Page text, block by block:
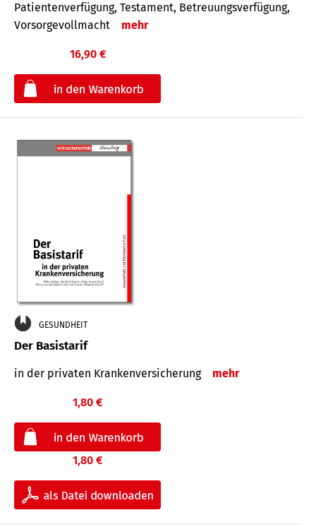
Patienten­ver­fügung, Testa­ment, Be­treuungs­verfü­gung,
Vor­sorge­voll­macht
mehr
16,90 €
GESUNDHEIT
Der Basistarif
in der privaten Kran­ken­ver­siche­rung mehr
1,80 €
1,80 €